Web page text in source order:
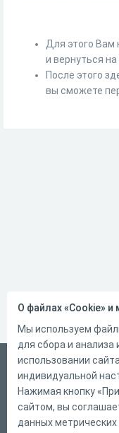
Для этого Вам
и вернуться на
После этого
вы сможете
Русский
Справка
Форма
О файлах «Cookie» и
Мы используем
для сбора и
использовании
индивидуальной
Нажимая кнопку
сайтом, вы
данных метрических